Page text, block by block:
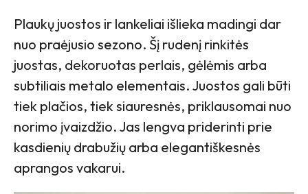
Plaukų juostos ir lankeliai išlieka madingi dar
nuo praėjusio sezono. Šį rudenį rinkitės
juostas, dekoruotas perlais, gėlėmis arba
subtiliais metalo elementais. Juostos gali būti
tiek plačios, tiek siauresnės, priklausomai nuo
norimo įvaizdžio. Jas lengva priderinti prie
kasdienių drabužių arba elegantiškesnės
aprangos vakarui.